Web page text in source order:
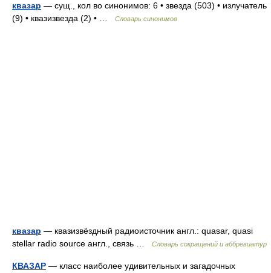
квазар — сущ., кол во синонимов: 6 • звезда (503) • излучатель
(9) • квазизвезда (2) • …
Словарь синонимов
квазар — квазизвёздный радиоисточник англ.: quasar, quasi
stellar radio source англ., связь …
Словарь сокращений и аббревиатур
КВАЗАР — класс наиболее удивительных и загадочных